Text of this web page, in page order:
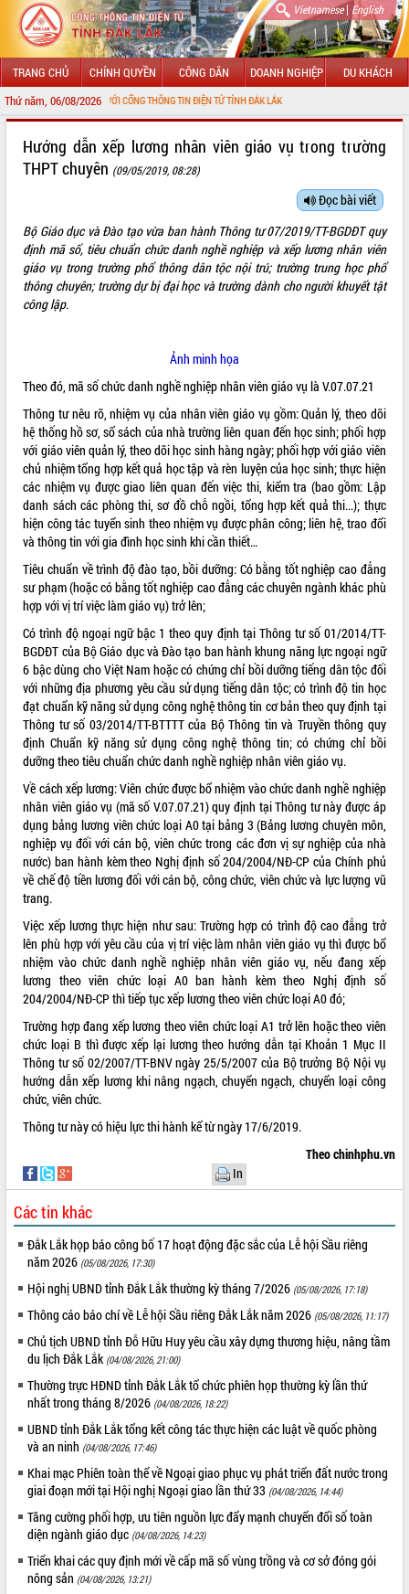
Vietnamese| English
TRANG CHỦ CHÍNH QUYỀN CÔNG DÂN DOANH NGHIỆP DU KHÁCH
Thứ năm, 06/08/2026
MỪNG ĐẾN VỚI CỔNG THÔNG TIN ĐIỆN TỬ TỈNH ĐẮK LẮK
LÃNH ĐẠO UBND TỈNH
SỞ, BAN, NGÀNH
UBND CÁC XÃ, PHƯỜNG
VĂN BẢN HĐND TỈNH
ĐIỂM TIN VĂN BẢN
QUY HOẠCH - KẾ HOẠCH
VIDEO
Không có file video nào để phát.
ALBUM ẢNH
LIÊN KẾT WEB
THỐNG KÊ TRUY CẬP
Hôm nay: 22647
Tất cả: 65998789
Hướng dẫn xếp lương nhân viên giáo vụ trong trường
THPT chuyên (09/05/2019, 08:28)
Đọc bài viết
Bộ Giáo dục và Đào tạo vừa ban hành Thông tư 07/2019/TT-BGDĐT quy
định mã số, tiêu chuẩn chức danh nghề nghiệp và xếp lương nhân viên
giáo vụ trong trường phổ thông dân tộc nội trú; trường trung học phổ
thông chuyên; trường dự bị đại học và trường dành cho người khuyết tật
công lập.
Ảnh minh họa
Theo đó, mã số chức danh nghề nghiệp nhân viên giáo vụ là V.07.07.21
Thông tư nêu rõ, nhiệm vụ của nhân viên giáo vụ gồm: Quản lý, theo dõi
hệ thống hồ sơ, sổ sách của nhà trường liên quan đến học sinh; phối hợp
với giáo viên quản lý, theo dõi học sinh hàng ngày; phối hợp với giáo viên
chủ nhiệm tổng hợp kết quả học tập và rèn luyện của học sinh; thực hiện
các nhiệm vụ được giao liên quan đến việc thi, kiểm tra (bao gồm: Lập
danh sách các phòng thi, sơ đồ chỗ ngồi, tổng hợp kết quả thi...); thực
hiện công tác tuyển sinh theo nhiệm vụ được phân công; liên hệ, trao đổi
và thông tin với gia đình học sinh khi cần thiết…
Tiêu chuẩn về trình độ đào tạo, bồi dưỡng: Có bằng tốt nghiệp cao đẳng
sư phạm (hoặc có bằng tốt nghiệp cao đẳng các chuyên ngành khác phù
hợp với vị trí việc làm giáo vụ) trở lên;
Có trình độ ngoại ngữ bậc 1 theo quy định tại Thông tư số 01/2014/TT-
BGDĐT của Bộ Giáo dục và Đào tạo ban hành khung năng lực ngoại ngữ
6 bậc dùng cho Việt Nam hoặc có chứng chỉ bồi dưỡng tiếng dân tộc đối
với những địa phương yêu cầu sử dụng tiếng dân tộc; có trình độ tin học
đạt chuẩn kỹ năng sử dụng công nghệ thông tin cơ bản theo quy định tại
Thông tư số 03/2014/TT-BTTTT của Bộ Thông tin và Truyền thông quy
định Chuẩn kỹ năng sử dụng công nghệ thông tin; có chứng chỉ bồi
dưỡng theo tiêu chuẩn chức danh nghề nghiệp nhân viên giáo vụ.
Về cách xếp lương: Viên chức được bổ nhiệm vào chức danh nghề nghiệp
nhân viên giáo vụ (mã số V.07.07.21) quy định tại Thông tư này được áp
dụng bảng lương viên chức loại A0 tại bảng 3 (Bảng lương chuyên môn,
nghiệp vụ đối với cán bộ, viên chức trong các đơn vị sự nghiệp của nhà
nước) ban hành kèm theo Nghị định số 204/2004/NĐ-CP của Chính phủ
về chế độ tiền lương đối với cán bộ, công chức, viên chức và lực lượng vũ
trang.
Việc xếp lương thực hiện như sau: Trường hợp có trình độ cao đẳng trở
lên phù hợp với yêu cầu của vị trí việc làm nhân viên giáo vụ thì được bổ
nhiệm vào chức danh nghề nghiệp nhân viên giáo vụ, nếu đang xếp
lương theo viên chức loại A0 ban hành kèm theo Nghị định số
204/2004/NĐ-CP thì tiếp tục xếp lương theo viên chức loại A0 đó;
Trường hợp đang xếp lương theo viên chức loại A1 trở lên hoặc theo viên
chức loại B thì được xếp lại lương theo hướng dẫn tại Khoản 1 Mục II
Thông tư số 02/2007/TT-BNV ngày 25/5/2007 của Bộ trưởng Bộ Nội vụ
hướng dẫn xếp lương khi nâng ngạch, chuyển ngạch, chuyển loại công
chức, viên chức.
Thông tư này có hiệu lực thi hành kể từ ngày 17/6/2019.
Theo chinhphu.vn
In
Các tin khác
Đắk Lắk họp báo công bố 17 hoạt động đặc sắc của Lễ hội Sầu riêng
năm 2026 (05/08/2026, 17:30)
Hội nghị UBND tỉnh Đắk Lắk thường kỳ tháng 7/2026 (05/08/2026, 17:18)
Thông cáo báo chí về Lễ hội Sầu riêng Đắk Lắk năm 2026 (05/08/2026, 11:17)
Chủ tịch UBND tỉnh Đỗ Hữu Huy yêu cầu xây dựng thương hiệu, nâng tầm
du lịch Đắk Lắk (04/08/2026, 21:00)
Thường trực HĐND tỉnh Đắk Lắk tổ chức phiên họp thường kỳ lần thứ
nhất trong tháng 8/2026 (04/08/2026, 18:22)
UBND tỉnh Đắk Lắk tổng kết công tác thực hiện các luật về quốc phòng
và an ninh (04/08/2026, 17:46)
Khai mạc Phiên toàn thể về Ngoại giao phục vụ phát triển đất nước trong
giai đoạn mới tại Hội nghị Ngoại giao lần thứ 33 (04/08/2026, 14:44)
Tăng cường phối hợp, ưu tiên nguồn lực đẩy mạnh chuyển đổi số toàn
diện ngành giáo dục (04/08/2026, 14:23)
Triển khai các quy định mới về cấp mã số vùng trồng và cơ sở đóng gói
nông sản (04/08/2026, 13:21)